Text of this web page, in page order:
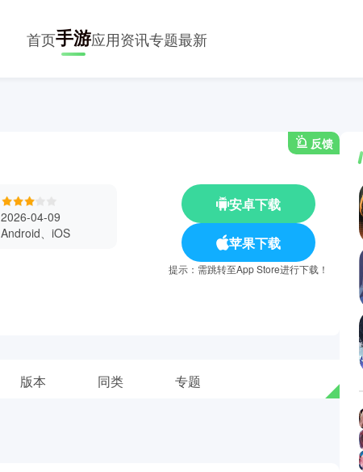
首页手游应用资讯专题最新
反馈
2026-04-09
Android、iOS
安卓下载
苹果下载
提示：需跳转至App Store进行下载！
版本 同类 专题